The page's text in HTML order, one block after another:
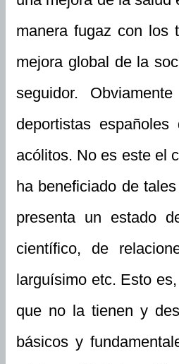
manera fugaz con los
mejora global de la
seguidor.
deportistas
acólitos. No es este el
ha beneficiado de
presenta un estado
científico, de
larguísimo etc. Esto
que no la tienen y
básicos y